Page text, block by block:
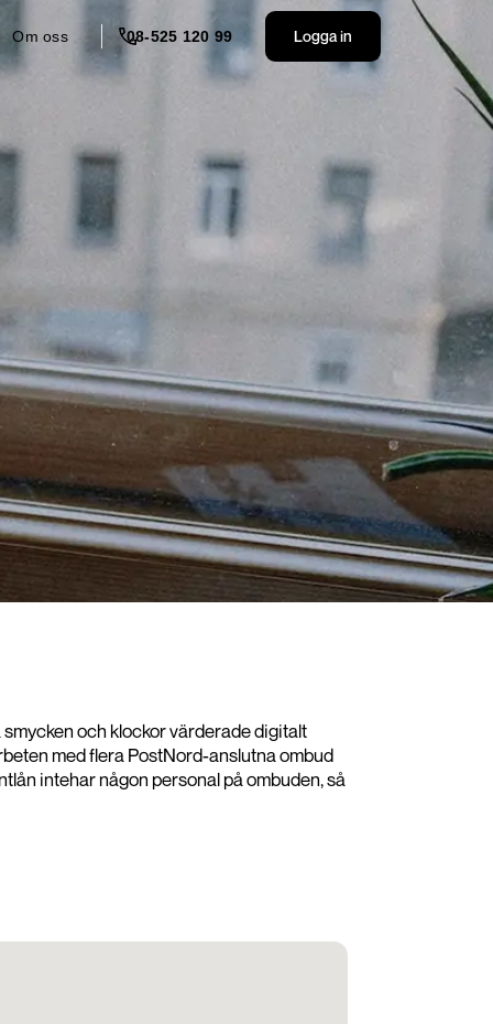
Om oss 08-525 120 99 Logga in
och klockor värderade digitalt
med flera PostNord-anslutna ombud
intehar någon personal på ombuden, så